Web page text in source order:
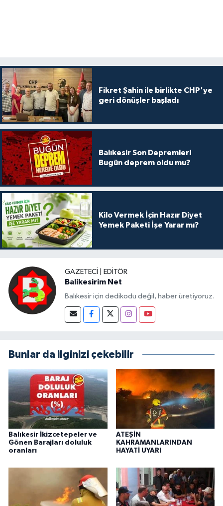
Fikret Şahin ile birlikte CHP'ye
geri dönüşler başladı
Balıkesir Son Depremler!
Bugün deprem oldu mu?
Kilo Vermek İçin Hazır Diyet
Yemek Paketi İşe Yarar mı?
GAZETECI | EDITÖR
Balikesirim Net
Balıkesir için dedikodu değil, haber üretiyoruz.
Bunlar da ilginizi çekebilir
Balıkesir İkizcetepeler ve
Gönen Barajları doluluk
oranları
ATEŞİN
KAHRAMANLARINDAN
HAYATİ UYARI